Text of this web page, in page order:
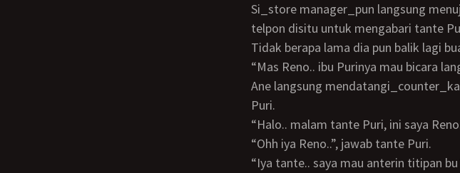
Si_store manager_pun langsung menuju_counter_karyawan dan menggunakan
telpon disitu untuk mengabari tante
Tidak berapa lama dia pun balik lagi
“Mas Reno.. ibu Purinya mau bicara
Ane langsung mendatangi_counter_karyawan untuk menerima telpon dari tante
Puri.
“Halo.. malam tante Puri, ini saya
“Ohh iya Reno..”, jawab tante Puri.
“Iya tante.. saya mau anterin titipan bu Vivi nih..”, jawab ane yang langsung